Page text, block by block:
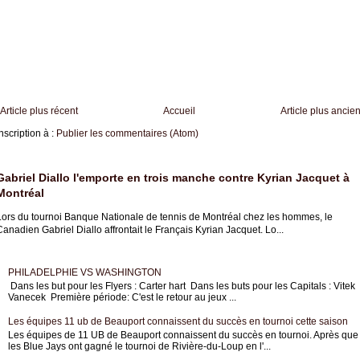
Article plus récent Article plus ancien
Accueil
à : Publier les commentaires (Atom)
Diallo l'emporte en trois manche contre Kyrian Jacquet à
du tournoi Banque Nationale de tennis de Montréal chez les hommes, le
Gabriel Diallo affrontait le Français Kyrian Jacquet. Lo...
PHILADELPHIE VS WASHINGTON
Dans les but pour les Flyers : Carter hart Dans les buts pour les Capitals : Vitek
Vanecek Première période: C'est le retour au jeux ...
Les équipes 11 ub de Beauport connaissent du succès en tournoi cette saison
Les équipes de 11 UB de Beauport connaissent du succès en tournoi. Après que
les Blue Jays ont gagné le tournoi de Rivière-du-Loup en l'...